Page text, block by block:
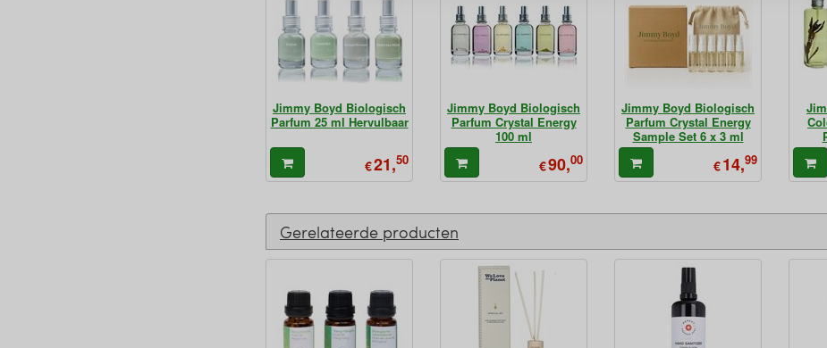
Jimmy Boyd Biologisch
Parfum 25 ml Hervulbaar
€21,50
Jimmy Boyd Biologisch
Parfum Crystal Energy
100 ml
€90,00
Jimmy Boyd Biologisch
Parfum Crystal Energy
Sample Set 6 x 3 ml
€14,99
Gerelateerde producten